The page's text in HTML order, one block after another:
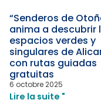
“Senderos de
anima a descubrir
espacios verdes y
singulares de
con rutas guiadas
gratuitas
6 octobre 2025
Lire la suite "